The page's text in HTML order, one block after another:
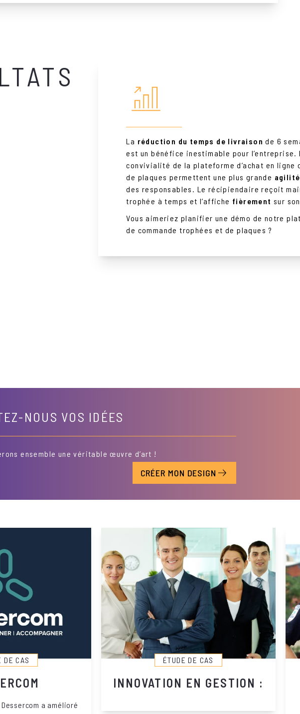
La réduction du temps de livraison de 6
est un bénéfice inestimable pour
convivialité de la plateforme d’achat en ligne
de plaques permettent une plus grande
des responsables. Le récipiendaire reçoit
trophée à temps et l’affiche fièrement sur
Vous aimeriez planifier une démo de notre
de commande trophées et de plaques ?
NOUS VOS IDÉES
ensemble une véritable œuvre d’art !
CRÉER MON DESIGN
DE CAS
a amélioré
ÉTUDE DE CAS
INNOVATION EN GESTION :